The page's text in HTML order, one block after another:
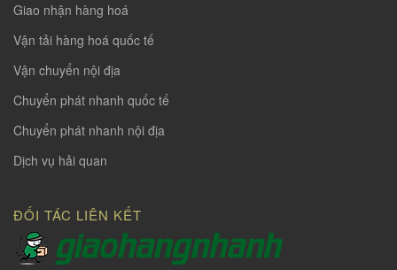
Giao nhận hàng hoá
Vận tải hàng hoá quốc tế
Vận chuyển nội địa
Chuyển phát nhanh quốc tế
Chuyển phát nhanh nội địa
Dịch vụ hải quan
ĐỐI TÁC LIÊN KẾT